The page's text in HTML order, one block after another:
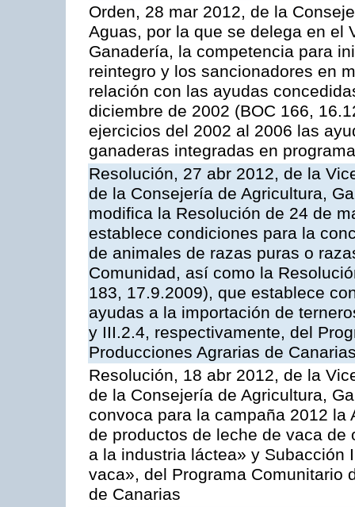
Orden, 28 mar 2012, de la
Aguas, por la que se delega en el
Ganadería, la competencia para
reintegro y los sancionadores en
relación con las ayudas
diciembre de 2002 (BOC 166,
ejercicios del 2002 al 2006 las
ganaderas integradas en
Resolución, 27 abr 2012, de la
de la Consejería de Agricultura,
modifica la Resolución de 24 de
establece condiciones para la
de animales de razas puras o
Comunidad, así como la
183, 17.9.2009), que establece
ayudas a la importación de
y III.2.4, respectivamente, del
Producciones Agrarias de
Resolución, 18 abr 2012, de la
de la Consejería de Agricultura,
convoca para la campaña 2012
de productos de leche de vaca
a la industria láctea» y Subacción
vaca», del Programa Comunitario
de Canarias